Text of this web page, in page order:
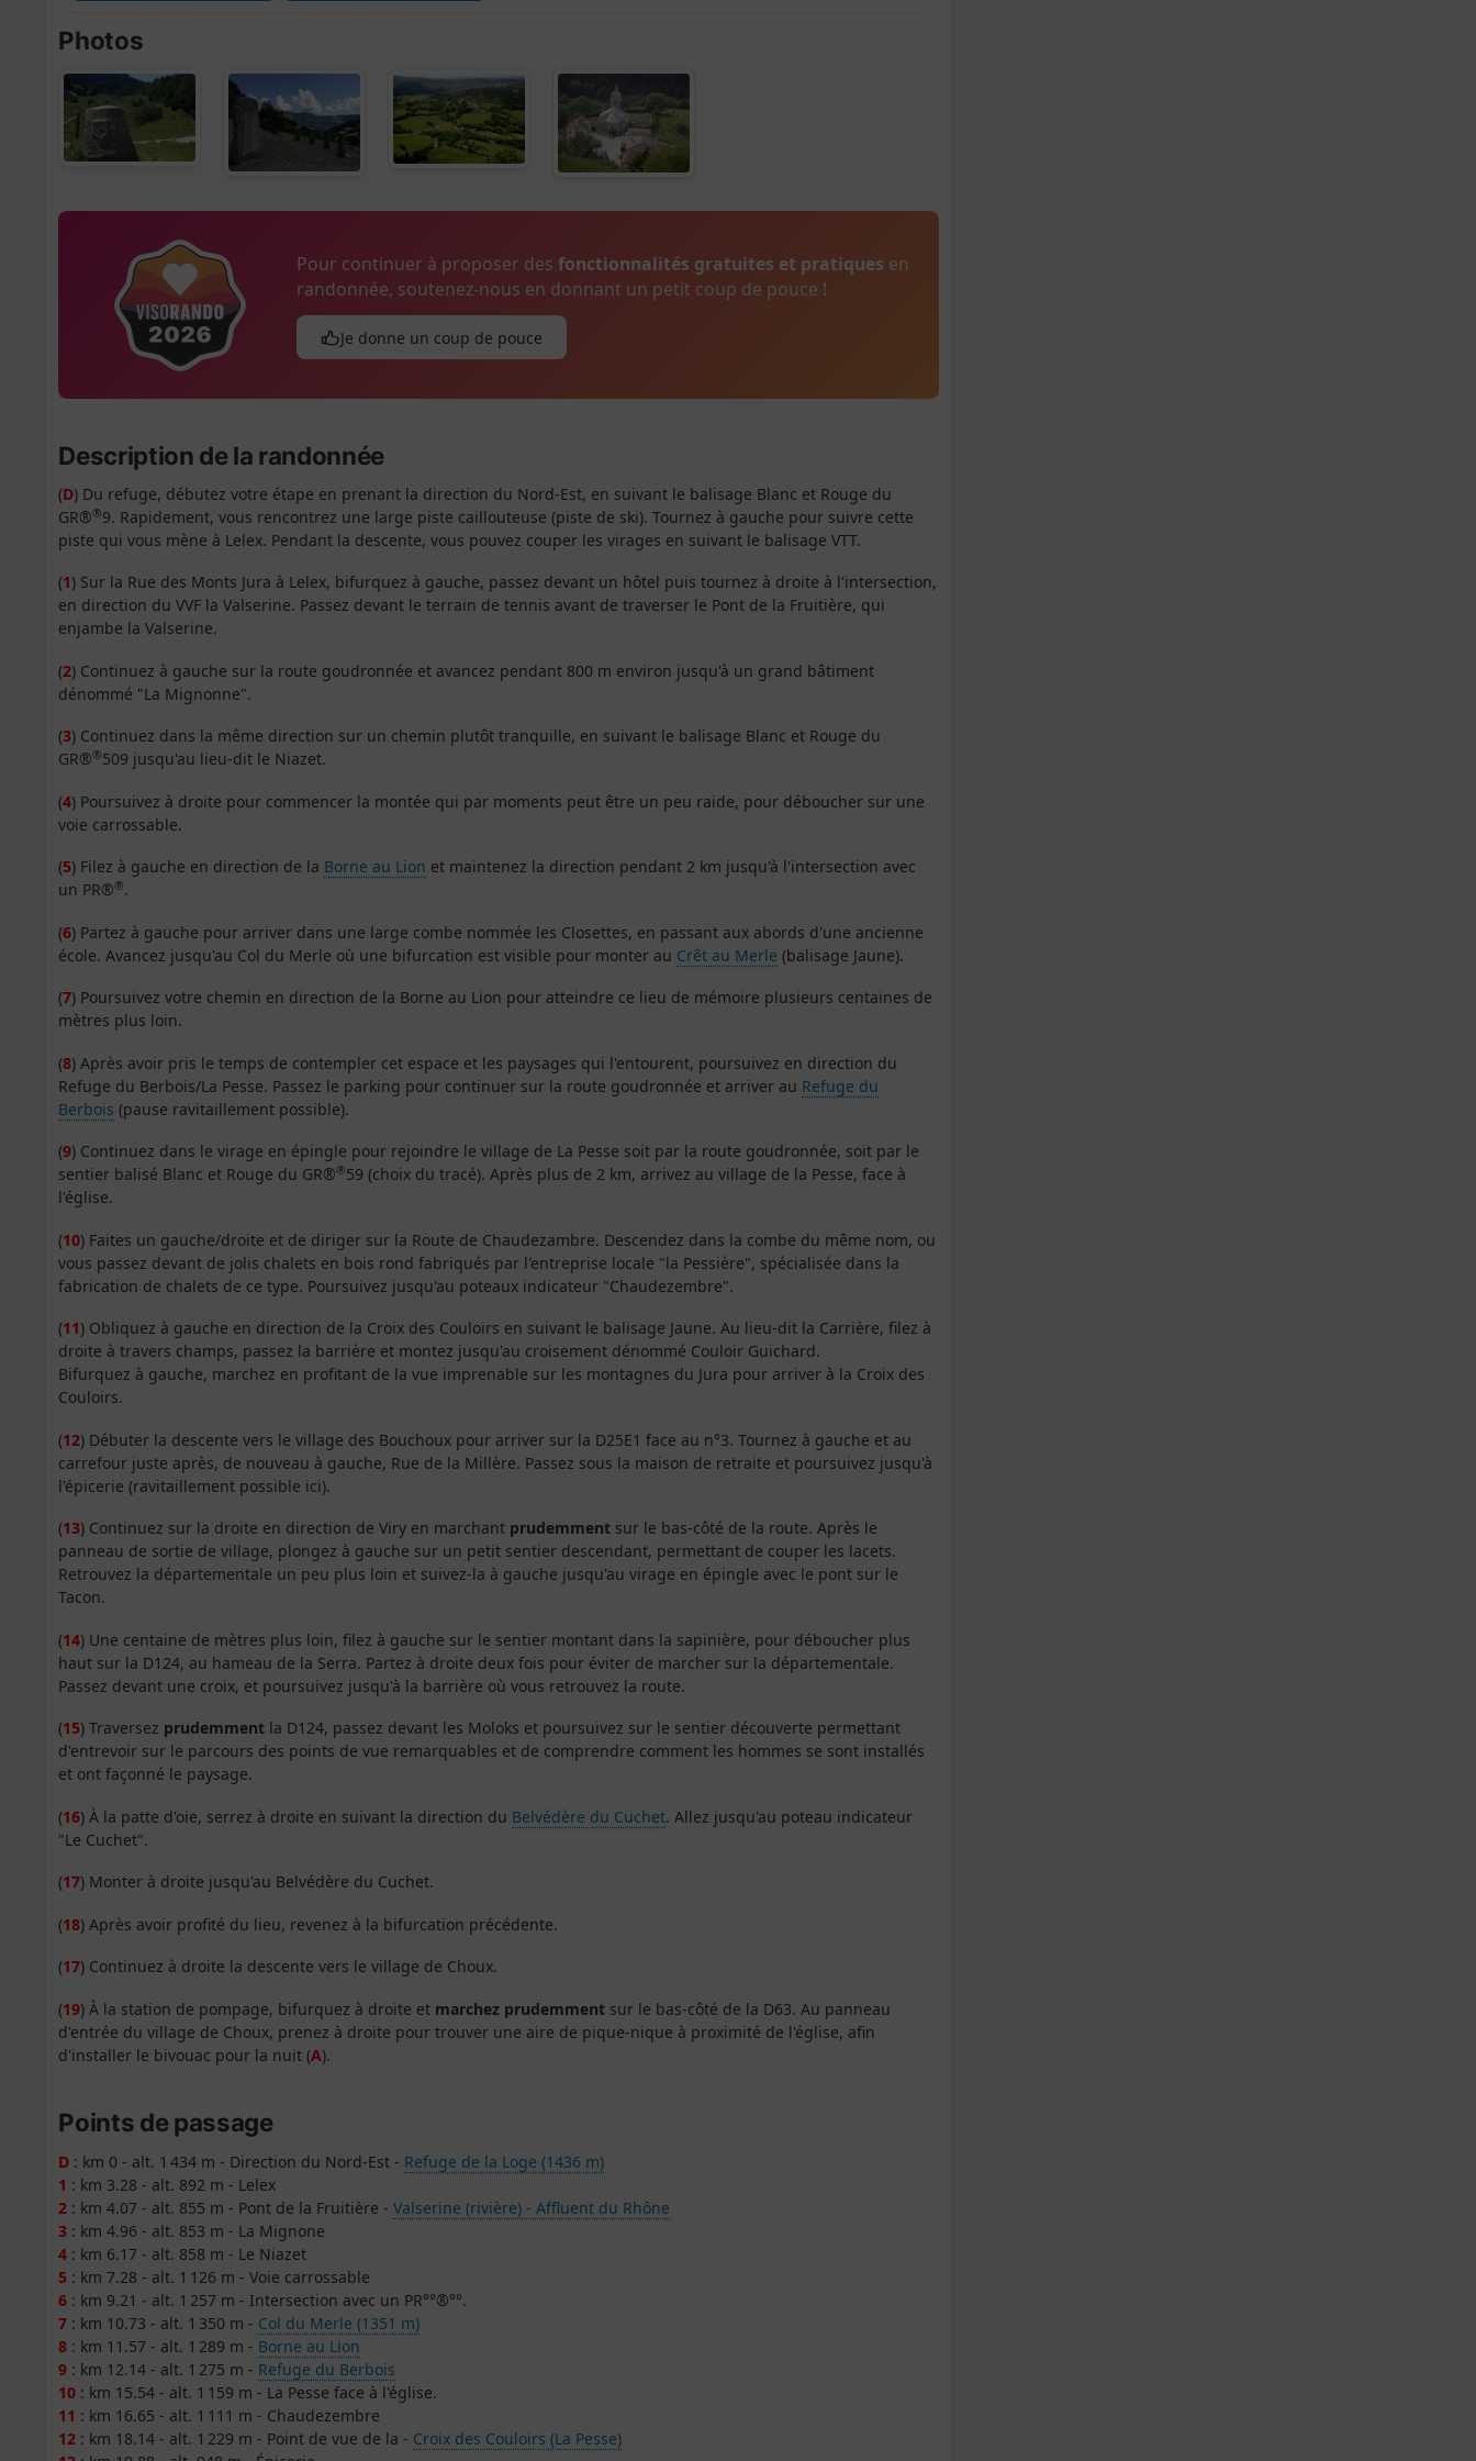
Photos
Pour continuer à proposer des fonctionnalités gratuites et pratiques en
randonnée, soutenez-nous en donnant un petit coup de pouce !
Je donne un coup de pouce
Description de la randonnée
(D) Du refuge, débutez votre étape en prenant la direction du Nord-Est, en suivant le balisage Blanc et Rouge du
GR®®9. Rapidement, vous rencontrez une large piste caillouteuse (piste de ski). Tournez à gauche pour suivre cette
piste qui vous mène à Lelex. Pendant la descente, vous pouvez couper les virages en suivant le balisage VTT.
(1) Sur la Rue des Monts Jura à Lelex, bifurquez à gauche, passez devant un hôtel puis tournez à droite à l'intersection,
en direction du VVF la Valserine. Passez devant le terrain de tennis avant de traverser le Pont de la Fruitière, qui
enjambe la Valserine.
(2) Continuez à gauche sur la route goudronnée et avancez pendant 800 m environ jusqu'à un grand bâtiment
dénommé "La Mignonne".
(3) Continuez dans la même direction sur un chemin plutôt tranquille, en suivant le balisage Blanc et Rouge du
GR®®509 jusqu'au lieu-dit le Niazet.
(4) Poursuivez à droite pour commencer la montée qui par moments peut être un peu raide, pour déboucher sur une
voie carrossable.
(5) Filez à gauche en direction de la Borne au Lion et maintenez la direction pendant 2 km jusqu'à l'intersection avec
un PR®®.
(6) Partez à gauche pour arriver dans une large combe nommée les Closettes, en passant aux abords d'une ancienne
école. Avancez jusqu'au Col du Merle où une bifurcation est visible pour monter au Crêt au Merle (balisage Jaune).
(7) Poursuivez votre chemin en direction de la Borne au Lion pour atteindre ce lieu de mémoire plusieurs centaines de
mètres plus loin.
(8) Après avoir pris le temps de contempler cet espace et les paysages qui l'entourent, poursuivez en direction du
Refuge du Berbois/La Pesse. Passez le parking pour continuer sur la route goudronnée et arriver au Refuge du
Berbois (pause ravitaillement possible).
(9) Continuez dans le virage en épingle pour rejoindre le village de La Pesse soit par la route goudronnée, soit par le
sentier balisé Blanc et Rouge du GR®®59 (choix du tracé). Après plus de 2 km, arrivez au village de la Pesse, face à
l'église.
(10) Faites un gauche/droite et de diriger sur la Route de Chaudezambre. Descendez dans la combe du même nom, ou
vous passez devant de jolis chalets en bois rond fabriqués par l'entreprise locale "la Pessière", spécialisée dans la
fabrication de chalets de ce type. Poursuivez jusqu'au poteaux indicateur "Chaudezembre".
(11) Obliquez à gauche en direction de la Croix des Couloirs en suivant le balisage Jaune. Au lieu-dit la Carrière, filez à
droite à travers champs, passez la barrière et montez jusqu'au croisement dénommé Couloir Guichard.
Bifurquez à gauche, marchez en profitant de la vue imprenable sur les montagnes du Jura pour arriver à la Croix des
Couloirs.
(12) Débuter la descente vers le village des Bouchoux pour arriver sur la D25E1 face au n°3. Tournez à gauche et au
carrefour juste après, de nouveau à gauche, Rue de la Millère. Passez sous la maison de retraite et poursuivez jusqu'à
l'épicerie (ravitaillement possible ici).
(13) Continuez sur la droite en direction de Viry en marchant prudemment sur le bas-côté de la route. Après le
panneau de sortie de village, plongez à gauche sur un petit sentier descendant, permettant de couper les lacets.
Retrouvez la départementale un peu plus loin et suivez-la à gauche jusqu'au virage en épingle avec le pont sur le
Tacon.
(14) Une centaine de mètres plus loin, filez à gauche sur le sentier montant dans la sapinière, pour déboucher plus
haut sur la D124, au hameau de la Serra. Partez à droite deux fois pour éviter de marcher sur la départementale.
Passez devant une croix, et poursuivez jusqu'à la barrière où vous retrouvez la route.
(15) Traversez prudemment la D124, passez devant les Moloks et poursuivez sur le sentier découverte permettant
d'entrevoir sur le parcours des points de vue remarquables et de comprendre comment les hommes se sont installés
et ont façonné le paysage.
(16) À la patte d'oie, serrez à droite en suivant la direction du Belvédère du Cuchet. Allez jusqu'au poteau indicateur
"Le Cuchet".
(17) Monter à droite jusqu'au Belvédère du Cuchet.
(18) Après avoir profité du lieu, revenez à la bifurcation précédente.
(17) Continuez à droite la descente vers le village de Choux.
(19) À la station de pompage, bifurquez à droite et marchez prudemment sur le bas-côté de la D63. Au panneau
d'entrée du village de Choux, prenez à droite pour trouver une aire de pique-nique à proximité de l'église, afin
d'installer le bivouac pour la nuit (A).
Points de passage
D : km 0 - alt. 1 434 m - Direction du Nord-Est - Refuge de la Loge (1436 m)
1 : km 3.28 - alt. 892 m - Lelex
2 : km 4.07 - alt. 855 m - Pont de la Fruitière -Valserine (rivière) - Affluent du Rhône
3 : km 4.96 - alt. 853 m - La Mignone
4 : km 6.17 - alt. 858 m - Le Niazet
5 : km 7.28 - alt. 1 126 m - Voie carrossable
6 : km 9.21 - alt. 1 257 m - Intersection avec un PR°°®°°.
7 : km 10.73 - alt. 1 350 m - Col du Merle (1351 m)
8 : km 11.57 - alt. 1 289 m - Borne au Lion
9 : km 12.14 - alt. 1 275 m - Refuge du Berbois
10 : km 15.54 - alt. 1 159 m - La Pesse face à l'église.
11 : km 16.65 - alt. 1 111 m - Chaudezembre
12 : km 18.14 - alt. 1 229 m - Point de vue de la - Croix des Couloirs (La Pesse)